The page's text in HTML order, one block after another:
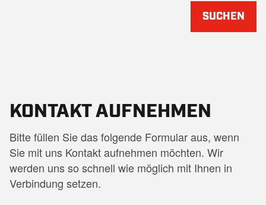
SUCHEN
KONTAKT AUFNEHMEN
Bitte füllen Sie das folgende Formular aus, wenn
Sie mit uns Kontakt aufnehmen möchten. Wir
werden uns so schnell wie möglich mit Ihnen in
Verbindung setzen.